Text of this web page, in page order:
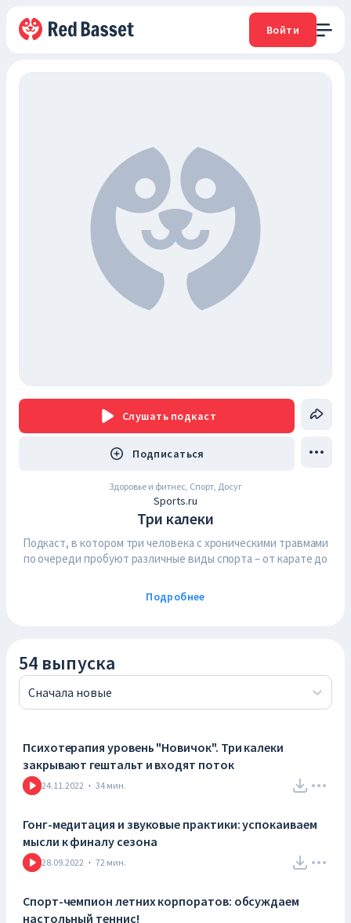
Войти
54 выпуска
Сначала новые
Психотерапия уровень "Новичок". Три калеки
закрывают гештальт и входят поток
24.11.2022 · 34 мин.
Гонг-медитация и звуковые практики: успокаиваем
мысли к финалу сезона
28.09.2022 · 72 мин.
Спорт-чемпион летних корпоратов: обсуждаем
настольный теннис!
Слушать подкаст
Подписаться
Здоровье и фитнес, Спорт, Досуг
Sports.ru
Три калеки
Подкаст, в котором три человека с хроническими травмами
по очереди пробуют различные виды спорта – от карате до
Ярославцев расскажут, как совместить спорт с болячками,
плотным графиком и даже с маленькими детьми.
Подробнее